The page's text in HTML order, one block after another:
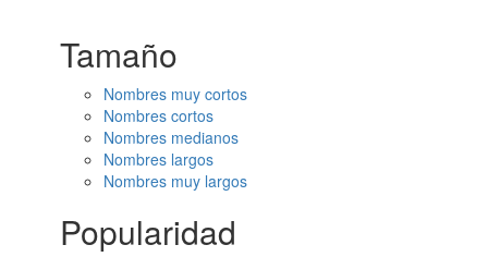
Tamaño
Nombres muy cortos
Nombres cortos
Nombres medianos
Nombres largos
Nombres muy largos
Popularidad